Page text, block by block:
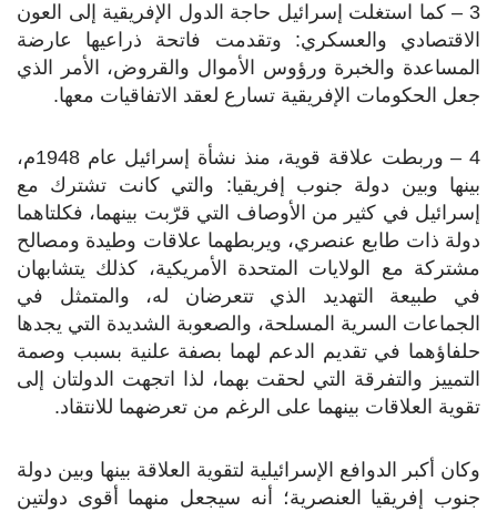
3 – كما استغلت إسرائيل حاجة الدول الإفريقية إلى العون
الاقتصادي والعسكري: وتقدمت فاتحة ذراعيها عارضة
المساعدة والخبرة ورؤوس الأموال والقروض، الأمر الذي
جعل الحكومات الإفريقية تسارع لعقد الاتفاقيات معها.
4 – وربطت علاقة قوية، منذ نشأة إسرائيل عام 1948م،
بينها وبين دولة جنوب إفريقيا: والتي كانت تشترك مع
إسرائيل في كثير من الأوصاف التي قرّبت بينهما، فكلتاهما
دولة ذات طابع عنصري، ويربطهما علاقات وطيدة ومصالح
مشتركة مع الولايات المتحدة الأمريكية، كذلك يتشابهان
في طبيعة التهديد الذي تتعرضان له، والمتمثل في
الجماعات السرية المسلحة، والصعوبة الشديدة التي يجدها
حلفاؤهما في تقديم الدعم لهما بصفة علنية بسبب وصمة
التمييز والتفرقة التي لحقت بهما، لذا اتجهت الدولتان إلى
تقوية العلاقات بينهما على الرغم من تعرضهما للانتقاد.
وكان أكبر الدوافع الإسرائيلية لتقوية العلاقة بينها وبين دولة
جنوب إفريقيا العنصرية؛ أنه سيجعل منهما أقوى دولتين